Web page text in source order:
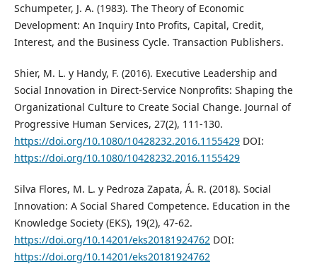
Schumpeter, J. A. (1983). The Theory of Economic
Development: An Inquiry Into Profits, Capital, Credit,
Interest, and the Business Cycle. Transaction Publishers.
Shier, M. L. y Handy, F. (2016). Executive Leadership and
Social Innovation in Direct-Service Nonprofits: Shaping the
Organizational Culture to Create Social Change. Journal of
Progressive Human Services, 27(2), 111-130.
https://doi.org/10.1080/10428232.2016.1155429DOI:
https://doi.org/10.1080/10428232.2016.1155429
Silva Flores, M. L. y Pedroza Zapata, Á. R. (2018). Social
Innovation: A Social Shared Competence. Education in the
Knowledge Society (EKS), 19(2), 47-62.
https://doi.org/10.14201/eks20181924762 DOI:
https://doi.org/10.14201/eks20181924762